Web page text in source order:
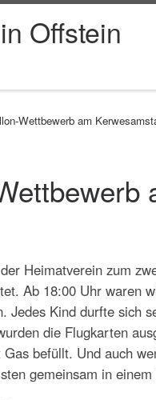
Offstein
Wettbewerb am
Heimatverein zum
Ab 18:00 Uhr waren
Jedes Kind durfte sich
die Flugkarten
befüllt. Und auch
gemeinsam in